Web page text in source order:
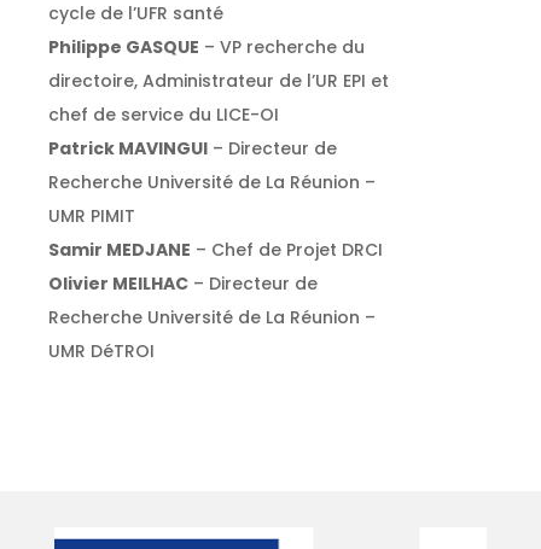
cycle de l’UFR santé
Philippe GASQUE – VP recherche du
directoire, Administrateur de l’UR EPI et
chef de service du LICE-OI
Patrick MAVINGUI – Directeur de
Recherche Université de La Réunion –
UMR PIMIT
Samir MEDJANE – Chef de Projet DRCI
Olivier MEILHAC – Directeur de
Recherche Université de La Réunion –
UMR DéTROI